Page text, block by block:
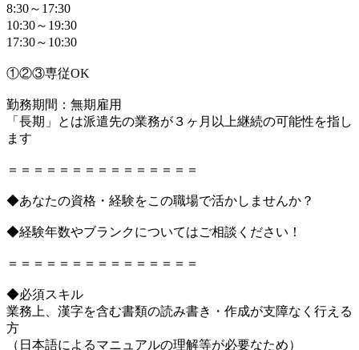
8:30～17:30
10:30～19:30
17:30～10:30
①②③専従OK
勤務期間：無期雇用
「長期」とは派遣先の業務が３ヶ月以上継続の可能性を指し
ます
＝＝＝＝＝＝＝＝＝＝＝＝＝＝＝
◆あなたの資格・経験をこの職場で活かしませんか？
◆経験年数やブランクについてはご相談ください！
＝＝＝＝＝＝＝＝＝＝＝＝＝＝＝
◆必須スキル
業務上、漢字を含む書類の読み書き・作成が支障なく行える
方
（日本語によるマニュアルの理解等が必要なため）